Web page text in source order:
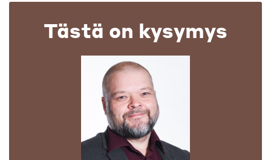
Tästä on kysymys